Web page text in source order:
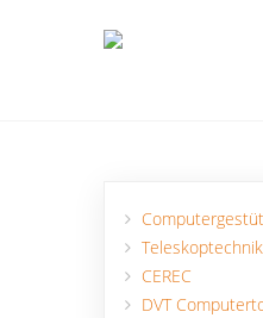
Teleskoptechnik
CEREC
DVT